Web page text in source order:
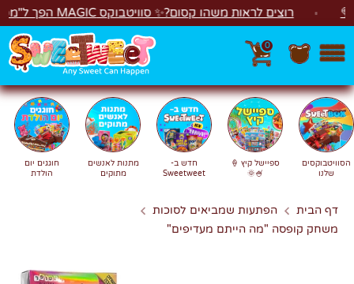
דלג רוצים לראות משהו קסום?✨ סוויטבוקס MAGIC הפך ל"מכונת משחקים"! 🎁🕹️
0
חפשחיפוש
הסוויטבוקסים
שלנו
ספיישל קיץ 🍦
🍧🌞
חדש ב-
Sweetweet
מתנות לאנשים
מתוקים
חוגגים יום
הולדת
דף הבית
הפתעות שמביאים לסוכות
משחק קופסה "מה הייתם מעדיפים"